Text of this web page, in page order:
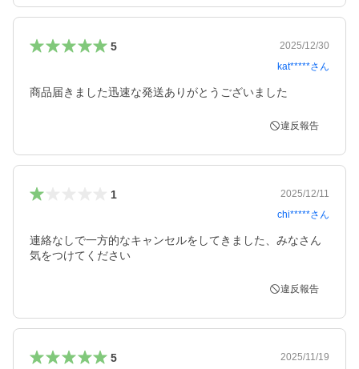
5
2025/12/30
kat*****さん
商品届きました迅速な発送ありがとうございました
違反報告
1
2025/12/11
chi*****さん
連絡なしで一方的なキャンセルをしてきました、みなさん
気をつけてください
違反報告
5 2025/11/19